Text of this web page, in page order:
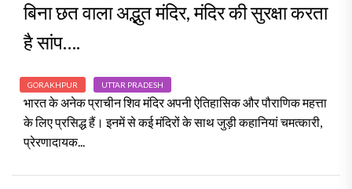
बिना छत वाला अद्भुत मंदिर, मंदिर की सुरक्षा करता
है सांप….
GORAKHPUR UTTAR PRADESH
भारत के अनेक प्राचीन शिव मंदिर अपनी ऐतिहासिक और पौराणिक महत्ता
के लिए प्रसिद्ध हैं। इनमें से कई मंदिरों के साथ जुड़ी कहानियां चमत्कारी,
प्रेरणादायक...